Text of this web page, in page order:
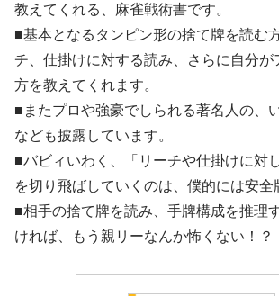
教えてくれる、麻雀戦術書です。
■基本となるタンピン形の捨て牌を読む
チ、仕掛けに対する読み、さらに自分が
方を教えてくれます。
■またプロや強豪でしられる著名人の、
なども披露しています。
■バビィいわく、「リーチや仕掛けに対
を切り飛ばしていくのは、僕的には安全
■相手の捨て牌を読み、手牌構成を推理
ければ、もう親リーなんか怖くない！？